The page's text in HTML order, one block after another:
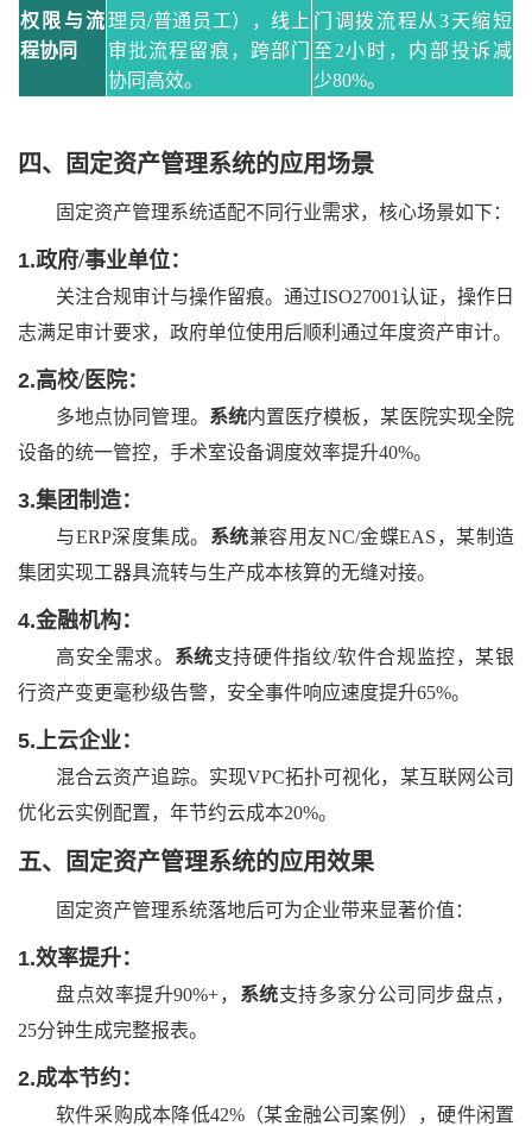
权限与流
程协同
理员/普通员工），线上
审批流程留痕，跨部门
协同高效。
门调拨流程从 3天缩短
至2小时，内部投诉减
少80%。
四、 固定资产管理系统的应用场景
固定资产管理系统适配不同行业需求，核心场景如下：
1.政府/事业单位：
关注合规审计与操作留痕。通过ISO27001认证，操作日
志满足审计要求，政府单位使用后顺利通过年度资产审计。
2.高校/医院：
多地点协同管理。 系统内置医疗模板，某医院实现全院
设备的统一管控，手术室设备调度效率提升40%。
3.集团制造：
与ERP深度集成。 系统兼容用友NC/金蝶EAS，某制造
集团实现工器具流转与生产成本核算的无缝对接。
4.金融机构：
高安全需求。 系统支持硬件指纹/软件合规监控，某银
行资产变更毫秒级告警，安全事件响应速度提升65%。
5.上云企业：
混合云资产追踪。实现VPC拓扑可视化，某互联网公司
优化云实例配置，年节约云成本20%。
五、 固定资产管理系统的应用效果
固定资产管理系统落地后可为企业带来显著价值：
1.效率提升：
盘点效率提升90%+， 系统支持多家分公司同步盘点，
25分钟生成完整报表。
2.成本节约：
软件采购成本降低42%（某金融公司案例），硬件闲置